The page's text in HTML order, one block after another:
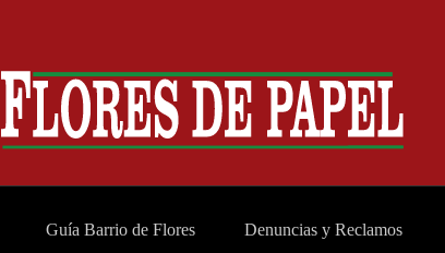
Guía Barrio de Flores Denuncias y Reclamos